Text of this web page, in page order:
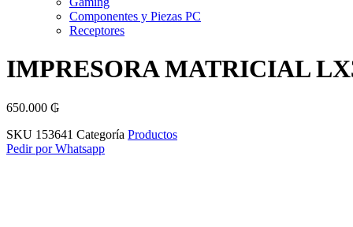
Componentes y Piezas PC
Receptores
IMPRESORA MATRICIAL
650.000 ₲
SKU 153641 Categoría Productos
Pedir por Whatsapp